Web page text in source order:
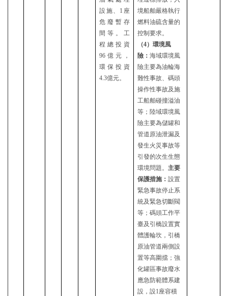
設施、1座
危廢暫存
間等。工
程總投資
96億元，
環保投資
4.3億元。
境船舶嚴格執行
燃料油硫含量的
控制要求。
（4）環境風
險：海域環境風
險主要為油輪海
難性事故、碼頭
操作性事故及施
工船舶碰撞溢油
等；陸域環境風
險主要為儲罐和
管道原油泄漏及
發生火災事故等
引發的次生生態
環境問題。主要
保護措施：設置
緊急事故停止系
統及緊急切斷閥
等；碼頭工作平
臺及引橋設置實
體護輪坎，引橋
原油管道兩側設
置等高圍擋；強
化罐區事故廢水
應急防範體系建
設，設1座容積